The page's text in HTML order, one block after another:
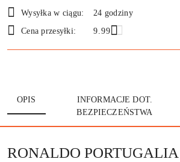
Wysyłka w ciągu:
24 godziny
Cena przesyłki:
9.99
OPIS
INFORMACJE DOT.
BEZPIECZEŃSTWA
RONALDO